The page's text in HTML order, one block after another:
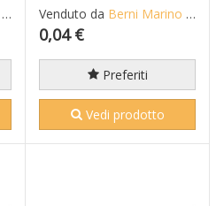
Venduto da Berni Marino di Mario S.n.c.
0,04 €
Preferiti
Vedi prodotto